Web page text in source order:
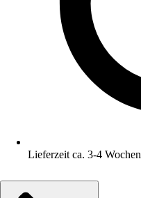
Lieferzeit ca. 3-4 Wochen